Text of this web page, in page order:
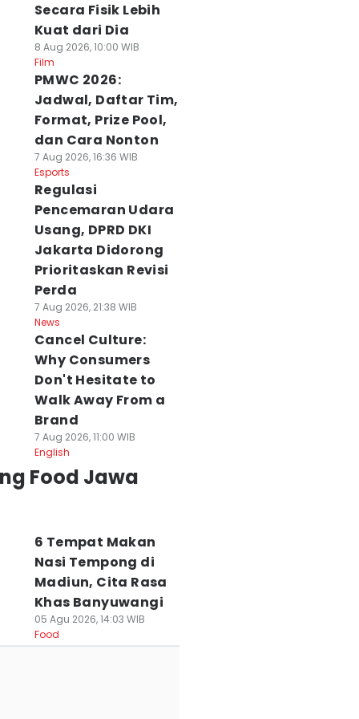
Secara Fisik Lebih
Kuat dari Dia
8 Aug 2026, 10:00 WIB
Film
PMWC 2026:
Jadwal, Daftar Tim,
Format, Prize Pool,
dan Cara Nonton
7 Aug 2026, 16:36 WIB
Esports
Regulasi
Pencemaran Udara
Usang, DPRD DKI
Jakarta Didorong
Prioritaskan Revisi
Perda
7 Aug 2026, 21:38 WIB
News
Cancel Culture:
Why Consumers
Don't Hesitate to
Walk Away From a
Brand
7 Aug 2026, 11:00 WIB
English
Food Jawa
6 Tempat Makan
Nasi Tempong di
Madiun, Cita Rasa
Khas Banyuwangi
05 Agu 2026, 14:03 WIB
Food